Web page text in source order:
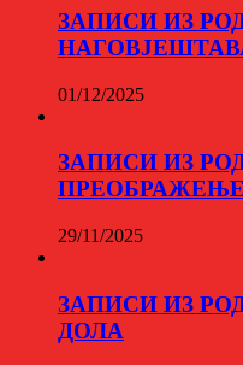
ЗАПИСИ ИЗ
01/12/2025
ЗАПИСИ ИЗ
29/11/2025
ЗАПИСИ ИЗ
ДОЛА